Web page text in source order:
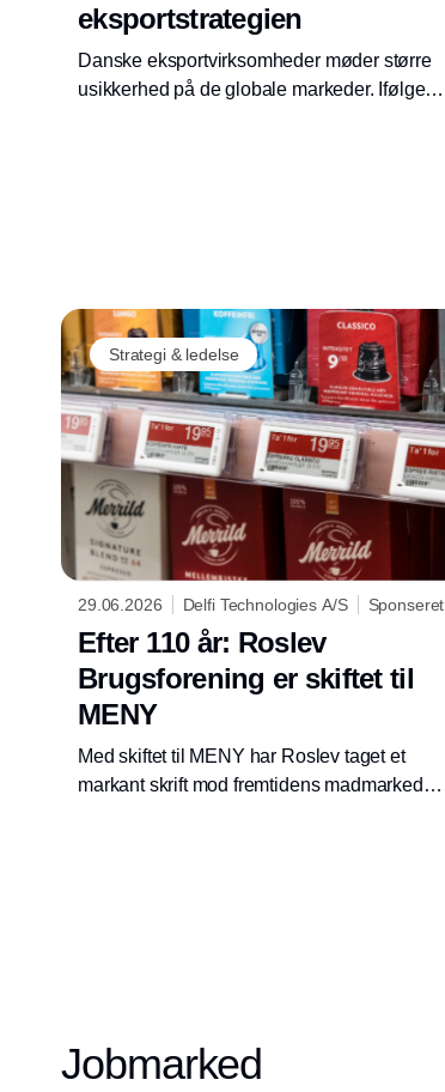
eksportstrategien
Danske eksportvirksomheder møder større
usikkerhed på de globale markeder. Ifølge
Strategi & ledelse
29.06.2026 Delfi Technologies A/S Sponseret
Efter 110 år: Roslev
Brugsforening er skiftet til
MENY
Med skiftet til MENY har Roslev taget et
markant skrift mod fremtidens madmarked
Jobmarked